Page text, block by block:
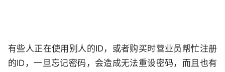
有些人正在使用别人的ID，或者购买时营业员帮忙注册
的ID，一旦忘记密码，会造成无法重设密码，而且也有